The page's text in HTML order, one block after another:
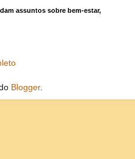
assuntos sobre bem-estar,
Blogger.